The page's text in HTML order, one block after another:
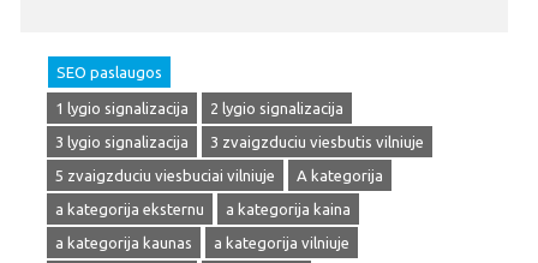
SEO paslaugos
1 lygio signalizacija
2 lygio signalizacija
3 lygio signalizacija
3 zvaigzduciu viesbutis vilniuje
5 zvaigzduciu viesbuciai vilniuje
A kategorija
a kategorija eksternu
a kategorija kaina
a kategorija kaunas
a kategorija vilniuje